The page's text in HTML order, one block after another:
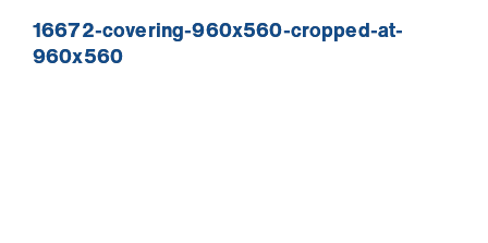
16672-covering-960x560-cropped-at-
960x560